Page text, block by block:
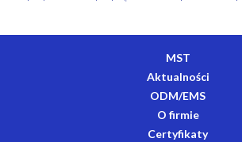
MST
Aktualności
ODM/EMS
O firmie
Certyfikaty